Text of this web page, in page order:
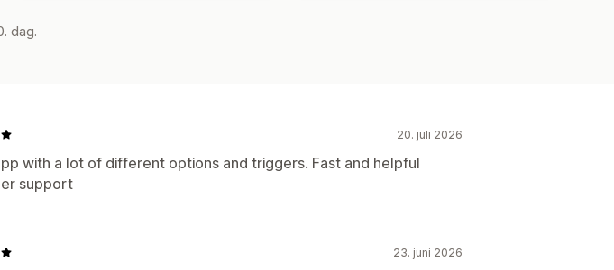
dag.
20. juli 2026
with a lot of different options and triggers. Fast and helpful
support
23. juni 2026